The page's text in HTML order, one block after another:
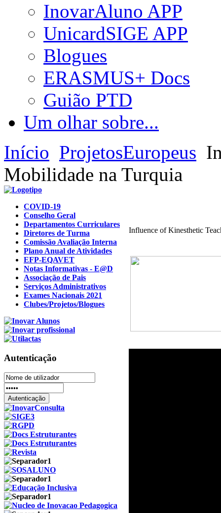
InovarAluno APP
UnicardSIGE APP
Blogues
ERASMUS+ Docs
Guião PTD
Um olhar sobre...
Início ProjetosEuropeus
Mobilidade na Turquia
Influence of Kinesthetic
COVID-19
Conselho Geral
Departamentos Curriculares
Diretores de Turma
Comissão Avaliação Interna
Plano Anual de Atividades
EFP-EQAVET
Notas Informativas - E@D
Associação de Pais
Serviços Administrativos
Exames Nacionais 2021
Clubes/Projetos/Blogues
Autenticação